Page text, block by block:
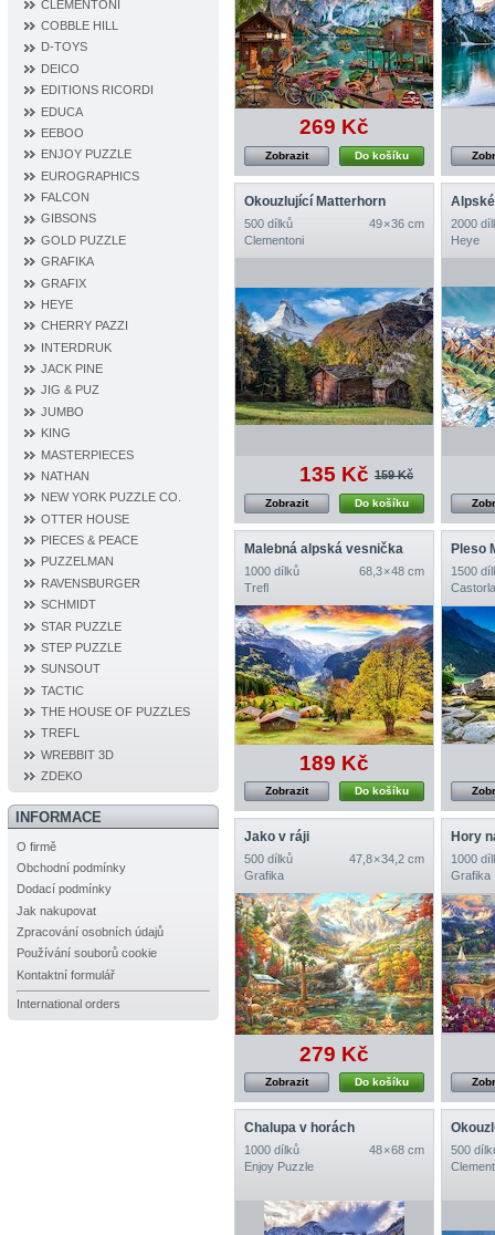
CLEMENTONI
COBBLE HILL
D‐TOYS
DEICO
EDITIONS RICORDI
EDUCA
EEBOO
ENJOY PUZZLE
EUROGRAPHICS
FALCON
GIBSONS
GOLD PUZZLE
GRAFIKA
GRAFIX
HEYE
CHERRY PAZZI
INTERDRUK
JACK PINE
JIG & PUZ
JUMBO
KING
MASTERPIECES
NATHAN
NEW YORK PUZZLE CO.
OTTER HOUSE
PIECES & PEACE
PUZZELMAN
RAVENSBURGER
SCHMIDT
STAR PUZZLE
STEP PUZZLE
SUNSOUT
TACTIC
THE HOUSE OF PUZZLES
TREFL
WREBBIT 3D
ZDEKO
INFORMACE
O firmě
Obchodní podmínky
Dodací podmínky
Jak nakupovat
Zpracování osobních údajů
Používání souborů cookie
Kontaktní formulář
International orders
269 Kč
Do košíku
Zobrazit
Okouzlující Matterhorn
500 dílků
49 × 36 cm
Clementoni
135 Kč 159 Kč
Do košíku
Zobrazit
2000
Heye
Malebná alpská vesnička
1000 dílků
68,3 × 48 cm
Trefl
189 Kč
Do košíku
Zobrazit
1500
Jako v ráji
500 dílků
47,8 × 34,2 cm
Grafika
279 Kč
Do košíku
Zobrazit
Hory
1000
Grafika
Chalupa v horách
1000 dílků
48 × 68 cm
Enjoy Puzzle
500